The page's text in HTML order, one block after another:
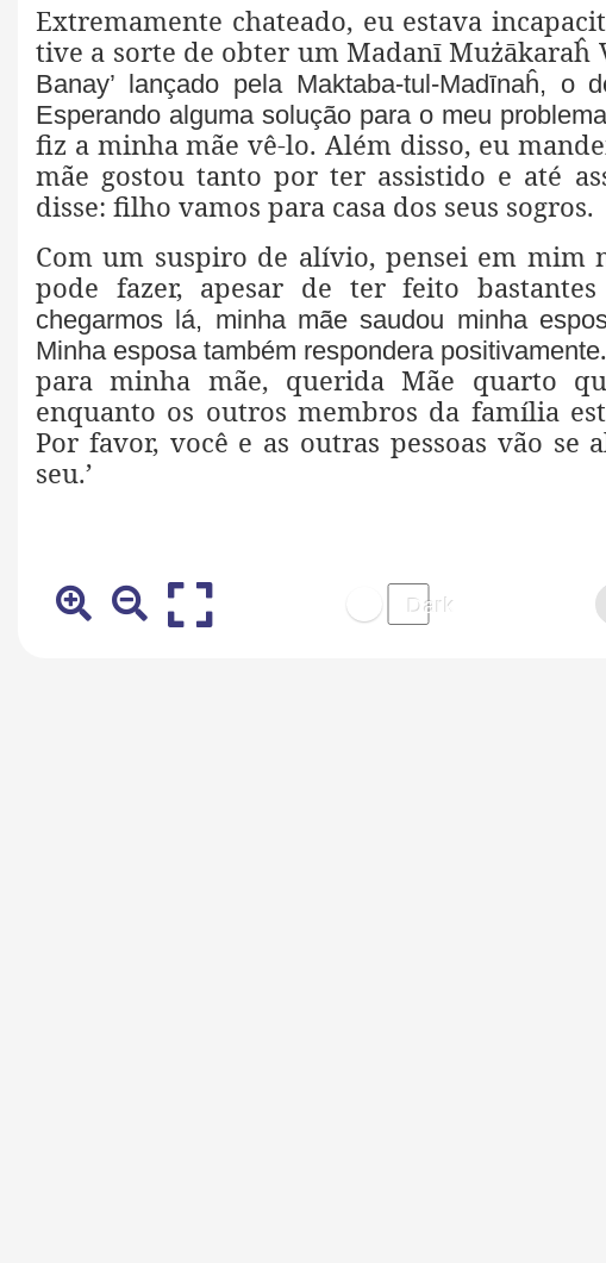
Extremamente chateado, eu estava
tive a sorte de obter um Madanī Mużākaraĥ
Banay’ lançado pela Maktaba-tul-Madīnaĥ, o
Esperando alguma solução para o meu problema
fiz a minha mãe vê-lo. Além disso, eu
mãe gostou tanto por ter assistido e até
disse: filho vamos para casa dos seus sogros.
Com um suspiro de alívio, pensei em mim
pode fazer, apesar de ter feito
chegarmos lá, minha mãe saudou minha
Minha esposa também respondera positivamente
para minha mãe, querida Mãe quarto
enquanto os outros membros da família
Por favor, você e as outras pessoas vão
seu.’